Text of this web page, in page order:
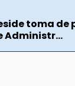
toma de
Administr...